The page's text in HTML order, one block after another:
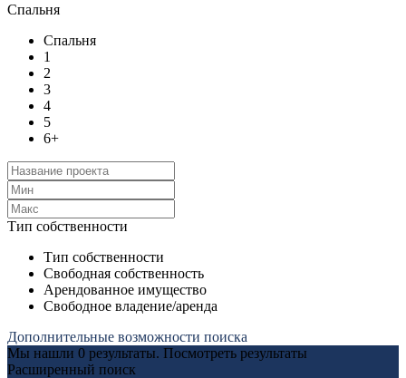
Спальня
Спальня
1
2
3
4
5
6+
Тип собственности
Тип собственности
Свободная собственность
Арендованное имущество
Свободное владение/аренда
Дополнительные возможности поиска
Мы нашли 0 результаты. Посмотреть результаты
Расширенный поиск